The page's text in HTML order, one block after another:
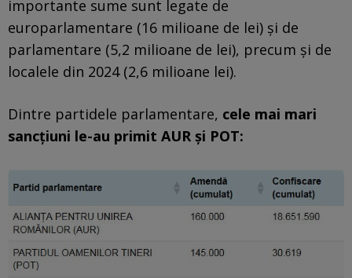
importante sume sunt legate de
europarlamentare (16 milioane de lei) și de
parlamentare (5,2 milioane de lei), precum și de
localele din 2024 (2,6 milioane lei).
Dintre partidele parlamentare, cele mai mari
sancțiuni le-au primit AUR și POT: